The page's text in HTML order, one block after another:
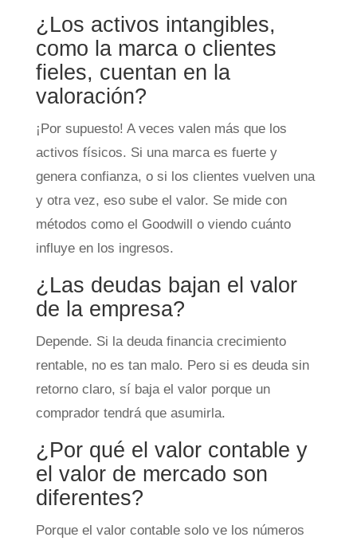
¿Los activos intangibles,
como la marca o clientes
fieles, cuentan en la
valoración?
¡Por supuesto! A veces valen más que los
activos físicos. Si una marca es fuerte y
genera confianza, o si los clientes vuelven una
y otra vez, eso sube el valor. Se mide con
métodos como el Goodwill o viendo cuánto
influye en los ingresos.
¿Las deudas bajan el valor
de la empresa?
Depende. Si la deuda financia crecimiento
rentable, no es tan malo. Pero si es deuda sin
retorno claro, sí baja el valor porque un
comprador tendrá que asumirla.
¿Por qué el valor contable y
el valor de mercado son
diferentes?
Porque el valor contable solo ve los números